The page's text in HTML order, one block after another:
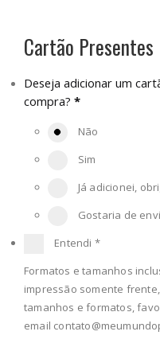
Cartão Presentes
Deseja adicionar um
compra? *
Não
Sim
Já adicionei,
Gostaria de
Entendi *
Formatos e tamanhos
impressão somente
tamanhos e formatos,
email